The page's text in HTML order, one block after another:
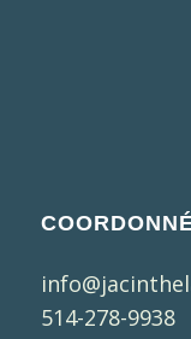
514-278-9938